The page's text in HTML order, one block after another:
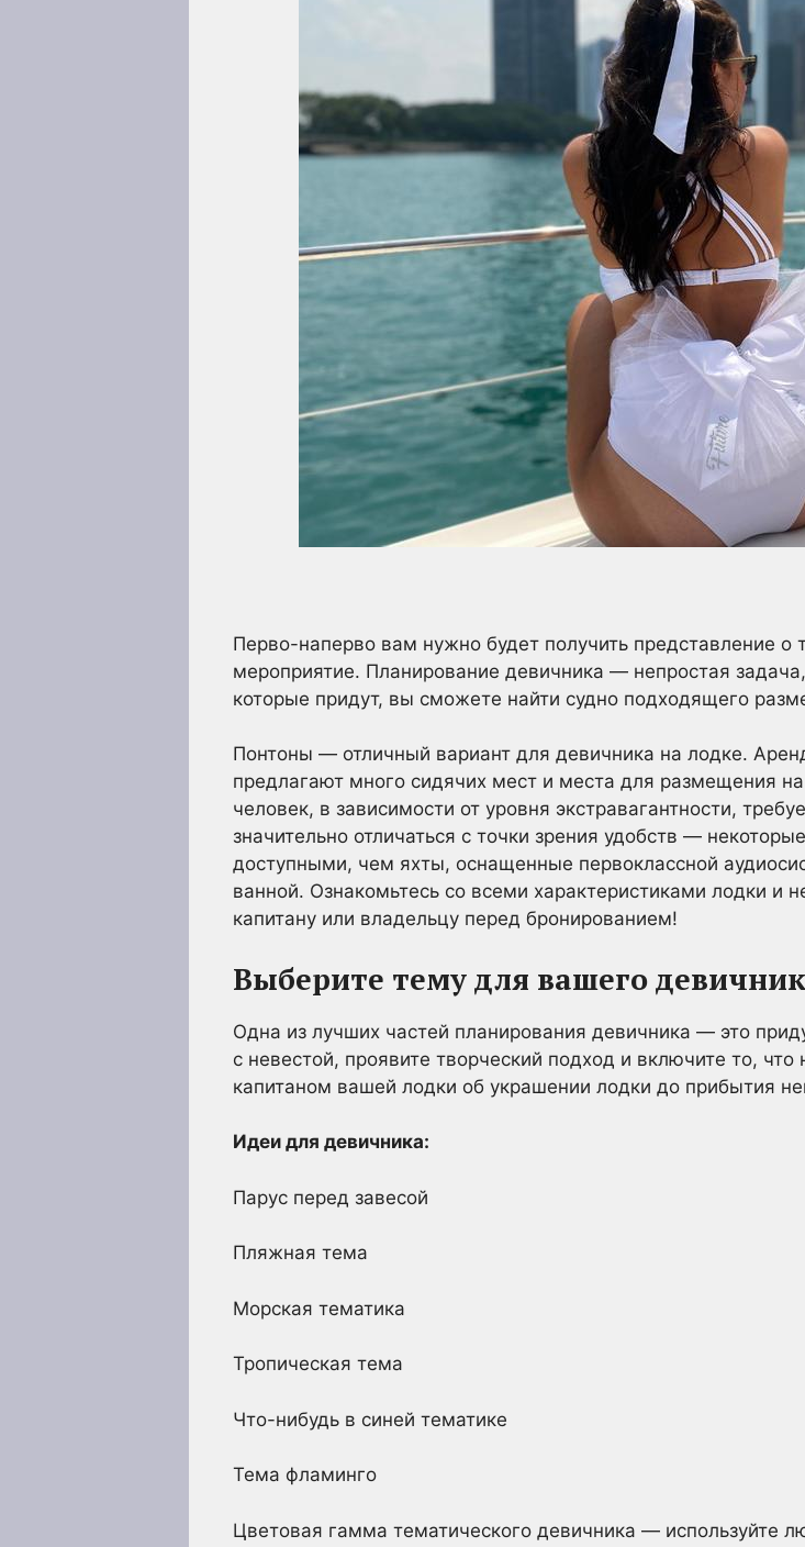
Перво-наперво вам нужно будет получить представление о
мероприятие. Планирование девичника — непростая
которые придут, вы сможете найти судно подходящего
Понтоны — отличный вариант для девичника на лодке.
предлагают много сидячих мест и места для размещения
человек, в зависимости от уровня экстравагантности,
значительно отличаться с точки зрения удобств —
доступными, чем яхты, оснащенные первоклассной
ванной. Ознакомьтесь со всеми характеристиками лодки и
капитану или владельцу перед бронированием!
Выберите тему для вашего
Одна из лучших частей планирования девичника — это
с невестой, проявите творческий подход и включите то,
капитаном вашей лодки об украшении лодки до прибытия
Идеи для девичника:
Парус перед завесой
Пляжная тема
Морская тематика
Тропическая тема
Что-нибудь в синей тематике
Тема фламинго
Цветовая гамма тематического девичника — используйте